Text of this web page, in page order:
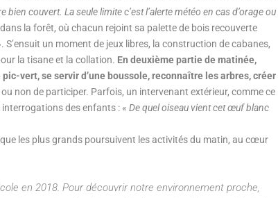
couvert. La seule limite c’est l’alerte météo en cas d’orage ou
la forêt, où chacun rejoint sa palette de bois recouverte
S’ensuit un moment de jeux libres, la construction de cabanes,
la tisane et la collation. En deuxième partie de matinée,
vert, se servir d’une boussole, reconnaître les arbres, créer
non de participer. Parfois, un intervenant extérieur, comme ce
des enfants : « De quel oiseau vient cet œuf blanc
les plus grands poursuivent les activités du matin, au cœur
en 2018. Pour découvrir notre environnement proche,